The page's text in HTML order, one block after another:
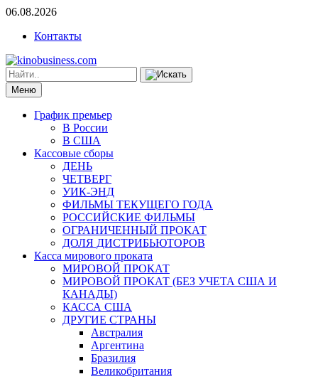
06.08.2026
Контакты
Меню
График премьер
В России
В США
Кассовые сборы
ДЕНЬ
ЧЕТВЕРГ
УИК-ЭНД
ФИЛЬМЫ ТЕКУЩЕГО ГОДА
РОССИЙСКИЕ ФИЛЬМЫ
ОГРАНИЧЕННЫЙ ПРОКАТ
ДОЛЯ ДИСТРИБЬЮТОРОВ
Касса мирового проката
МИРОВОЙ ПРОКАТ
МИРОВОЙ ПРОКАТ (БЕЗ УЧЕТА США И
КАНАДЫ)
КАССА США
ДРУГИЕ СТРАНЫ
Австралия
Аргентина
Бразилия
Великобритания